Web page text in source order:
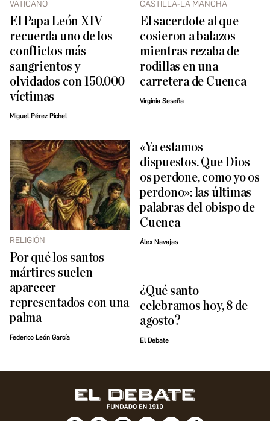
VATICANO
El Papa León XIV
recuerda uno de los
conflictos más
sangrientos y
olvidados con 150.000
víctimas
Miguel Pérez Pichel
CASTILLA-LA MANCHA
El sacerdote al que
cosieron a balazos
mientras rezaba de
rodillas en una
carretera de Cuenca
Virginia Seseña
RELIGIÓN
Por qué los santos
mártires suelen
aparecer
representados con una
palma
Federico León García
«Ya estamos
dispuestos. Que Dios
os perdone, como yo os
perdono»: las últimas
palabras del obispo de
Cuenca
Álex Navajas
¿Qué santo
celebramos hoy, 8 de
agosto?
El Debate